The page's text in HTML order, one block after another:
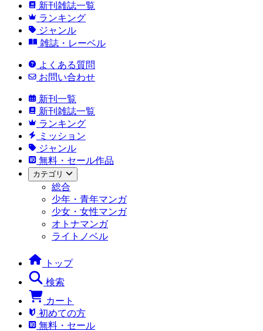
新刊雑誌一覧
ランキング
ジャンル
雑誌・レーベル
よくある質問
お問い合わせ
新刊一覧
新刊雑誌一覧
ランキング
ミッション
ジャンル
無料・セール作品
カテゴリ
総合
少年・青年マンガ
少女・女性マンガ
オトナマンガ
ライトノベル
トップ
検索
カート
初めての方
無料・セール